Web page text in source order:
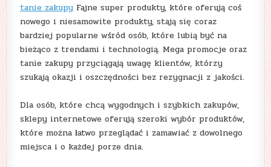
tanie zakupy Fajne super produkty, które oferują coś
nowego i niesamowite produkty, stają się coraz
bardziej popularne wśród osób, które lubią być na
bieżąco z trendami i technologią. Mega promocje oraz
tanie zakupy przyciągają uwagę klientów, którzy
szukają okazji i oszczędności bez rezygnacji z jakości.
Dla osób, które chcą wygodnych i szybkich zakupów,
sklepy internetowe oferują szeroki wybór produktów,
które można łatwo przeglądać i zamawiać z dowolnego
miejsca i o każdej porze dnia.